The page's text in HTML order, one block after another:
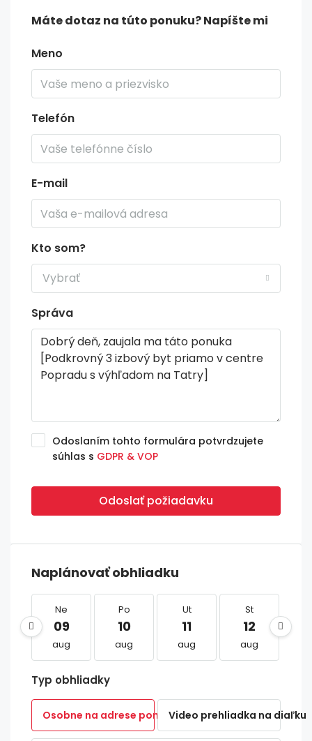
Máte dotaz na túto ponuku? Napíšte mi
Meno
Telefón
E-mail
Kto som?
Vybrať
Správa
Odoslaním tohto formulára potvrdzujete
súhlas s GDPR & VOP
Odoslať požiadavku
Naplánovať obhliadku
Ne
09
aug
Po
10
aug
Ut
11
aug
St
12
aug
Typ obhliadky
Osobne na adrese ponukyVideo prehliadka na diaľku